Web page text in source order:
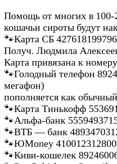
Помощь от многих в 100-
кошачьи сироты будут
🐾Карта СБ
Получ. Людмила
Карта привязана к
🐾Голодный телефон
мегафон)
пополняется как
🐾Карта Тинькофф
🐾Альфа-банк
🐾ВТБ — банк
🐾ЮMoney
🐾Киви-кошелек